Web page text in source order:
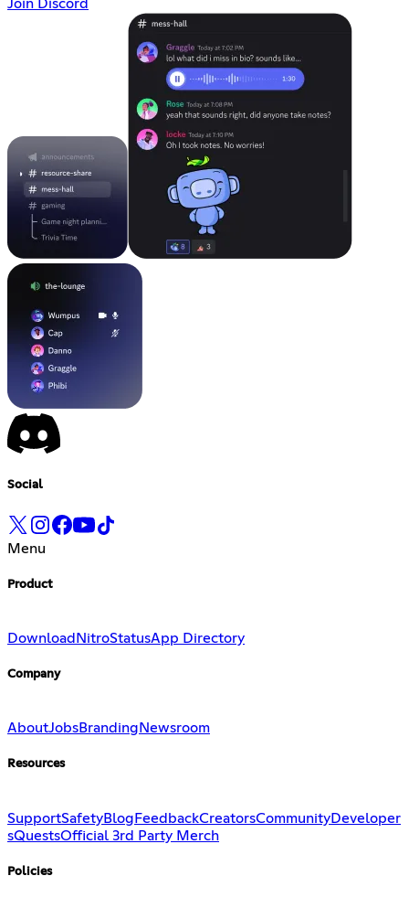
Join Discord
Social
Menu
Product
Download NitroStatusApp Directory
Company
AboutJobsBranding Newsroom
Resources
SupportSafetyBlogFeedbackCreatorsCommunityDeveloper
sQuestsOfficial 3rd Party Merch
Policies